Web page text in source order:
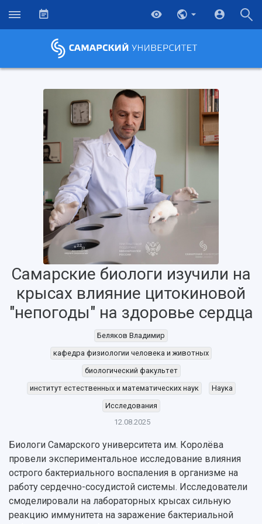
НАЗАД
Об университете
История
Новости
Главные новости
Образование
Почему я выбираю Самарский университет?
Научно-исследовательская деятельность
Основные научные направления
Самарские биологи изучили на
крысах влияние цитокиновой
"непогоды" на здоровье сердца
Беляков Владимир
кафедра физиологии человека и животных
биологический факультет
институт естественных и математических наук
Наука
Исследования
12.08.2025
Биологи Самарского университета им. Королёва
провели экспериментальное исследование влияния
острого бактериального воспаления в организме на
работу сердечно-сосудистой системы. Исследователи
смоделировали на лабораторных крысах сильную
реакцию иммунитета на заражение бактериальной